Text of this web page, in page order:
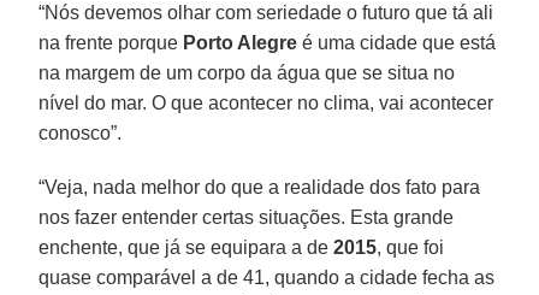
“Nós devemos olhar com seriedade o futuro que tá ali
na frente porque Porto Alegre é uma cidade que está
na margem de um corpo da água que se situa no
nível do mar. O que acontecer no clima, vai acontecer
conosco”.
“Veja, nada melhor do que a realidade dos fato para
nos fazer entender certas situações. Esta grande
enchente, que já se equipara a de2015, que foi
quase comparável a de 41, quando a cidade fecha as